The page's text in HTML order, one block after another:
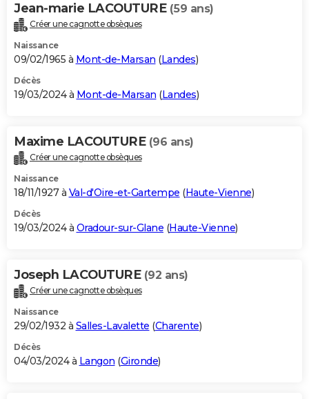
Jean-marie LACOUTURE (59 ans)
Créer une cagnotte obsèques
Naissance
09/02/1965 à Mont-de-Marsan (Landes)
Décès
19/03/2024 à Mont-de-Marsan (Landes)
Maxime LACOUTURE (96 ans)
Créer une cagnotte obsèques
Naissance
18/11/1927 à Val-d'Oire-et-Gartempe (Haute-Vienne)
Décès
19/03/2024 à Oradour-sur-Glane (Haute-Vienne)
Joseph LACOUTURE (92 ans)
Créer une cagnotte obsèques
Naissance
29/02/1932 à Salles-Lavalette (Charente)
Décès
04/03/2024 à Langon (Gironde)